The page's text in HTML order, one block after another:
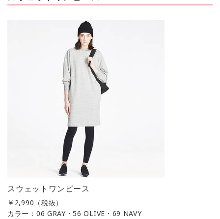
スウェットワンピース
￥ 2,990（税抜）
カラー：06 GRAY・56 OLIVE・69 NAVY